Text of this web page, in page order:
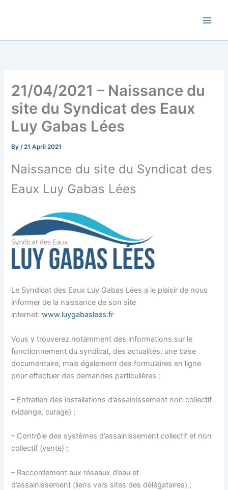
21/04/2021 – Naissance du
site du Syndicat des Eaux
Luy Gabas Lées
By/21 April 2021
Naissance du site du Syndicat des
Eaux Luy Gabas Lées
Le Syndicat des Eaux Luy Gabas Lées a le plaisir de nous
informer de la naissance de son site
internet:www.luygabaslees.fr
Vous y trouverez notamment des informations sur le
fonctionnement du syndicat, des actualités, une base
documentaire, mais également des formulaires en ligne
pour effectuer des demandes particulières :
– Entretien des installations d’assainissement non collectif
(vidange, curage) ;
– Contrôle des systèmes d’assainissement collectif et non
collectif (vente) ;
– Raccordement aux réseaux d’eau et
d’assainissement (liens vers sites des délégataires) ;